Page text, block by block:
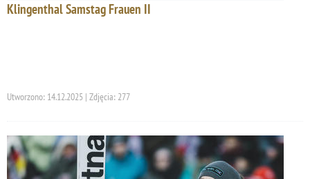
Klingenthal Samstag Frauen II
Utworzono: 14.12.2025 | Zdjęcia: 277